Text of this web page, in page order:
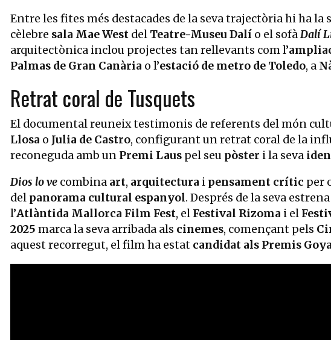
Entre les fites més destacades de la seva trajectòria hi ha la
cèlebre sala Mae West del Teatre-Museu Dalí o el sofàDalí
arquitectònica inclou projectes tan rellevants com l’
Palmas de Gran Canària o l’estació de metro de Toledo, a
Retrat coral de Tusquets
El documental reuneix testimonis de referents del món
Llosa o Julia de Castro, configurant un retrat coral de la
reconeguda amb un Premi Laus pel seu pòster i la seva
Dios lo ve combina art, arquitectura i pensament crític per
del panorama cultural espanyol. Després de la seva
l’Atlàntida Mallorca Film Fest, el Festival Rizoma i el
2025 marca la seva arribada als cinemes, començant pels
aquest recorregut, el film ha estat candidat als Premis